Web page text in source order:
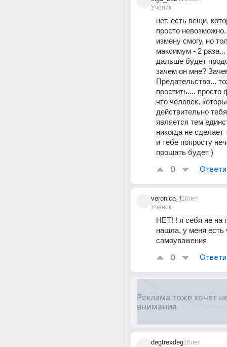
Ученик
нет. есть вещи,
просто
измену смогу, но
максимум - 2 раза...
дальше будет
зачем он мне?
Предательство...
простить.... просто
что человек,
действительно
является тем
никогда не
и тебе попросту
прощать будет )
0
veronica_f
Ученик
16лет
НЕТ! ! я себя не на
нашла, у меня есть
самоуважения
0
degtrexdeg16лет